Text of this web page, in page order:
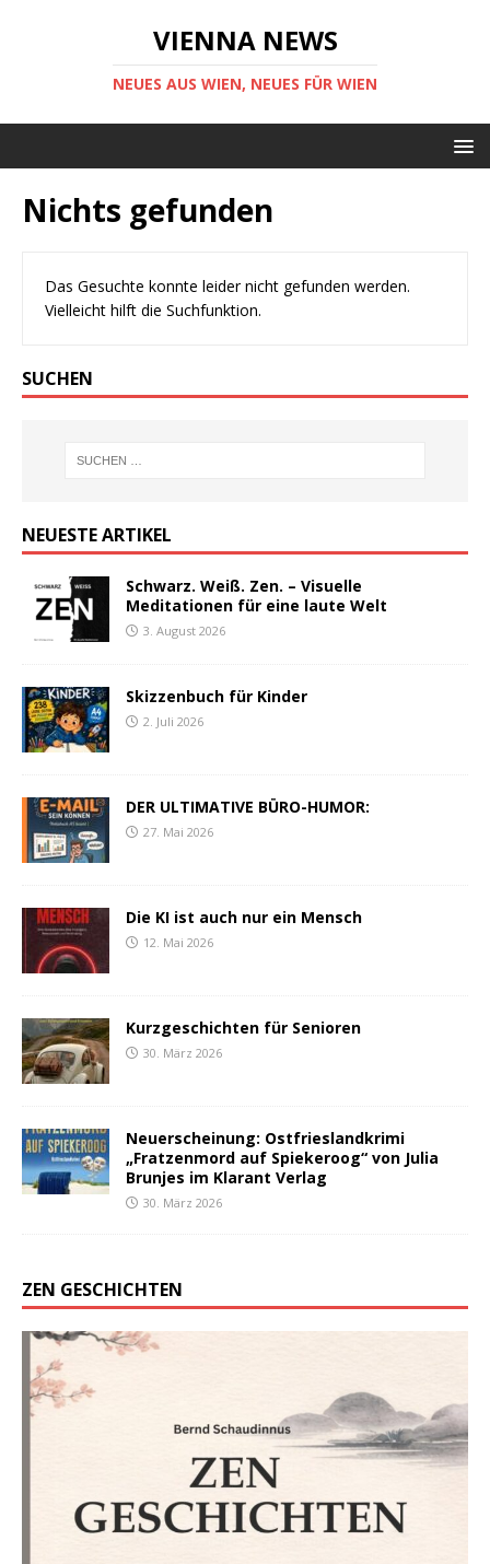
VIENNA NEWS
NEUES AUS WIEN, NEUES FÜR WIEN
Nichts gefunden
Das Gesuchte konnte leider nicht gefunden werden.
Vielleicht hilft die Suchfunktion.
SUCHEN
NEUESTE ARTIKEL
Schwarz. Weiß. Zen. – Visuelle
Meditationen für eine laute Welt
3. August 2026
Skizzenbuch für Kinder
2. Juli 2026
DER ULTIMATIVE BÜRO-HUMOR:
27. Mai 2026
Die KI ist auch nur ein Mensch
12. Mai 2026
Kurzgeschichten für Senioren
30. März 2026
Neuerscheinung: Ostfrieslandkrimi
„Fratzenmord auf Spiekeroog“ von Julia
Brunjes im Klarant Verlag
30. März 2026
ZEN GESCHICHTEN